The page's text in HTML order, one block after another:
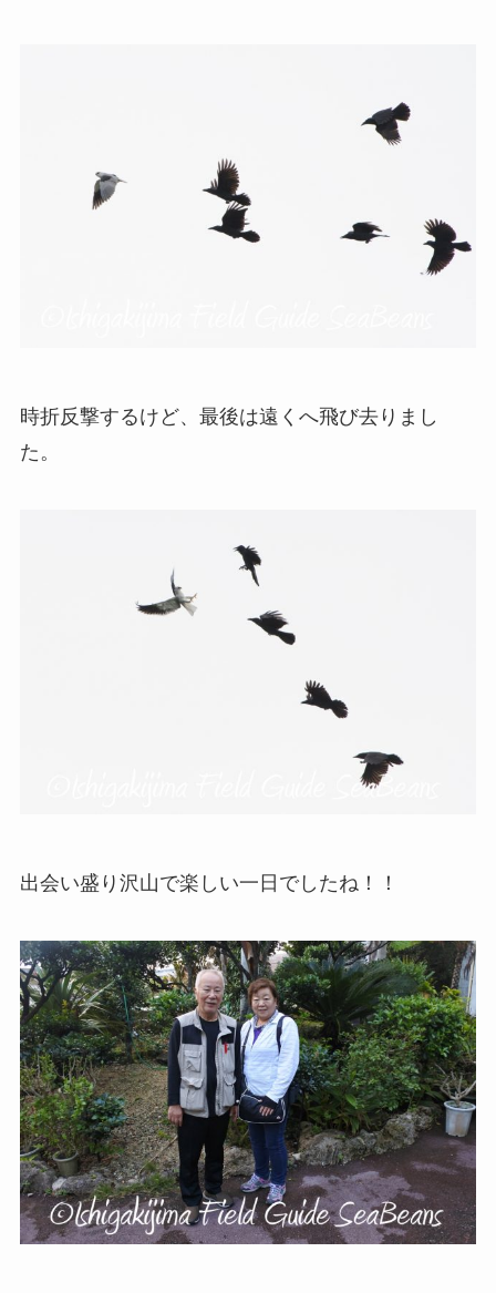
時折反撃するけど、最後は遠くへ飛び去りまし
た。
出会い盛り沢山で楽しい一日でしたね！！